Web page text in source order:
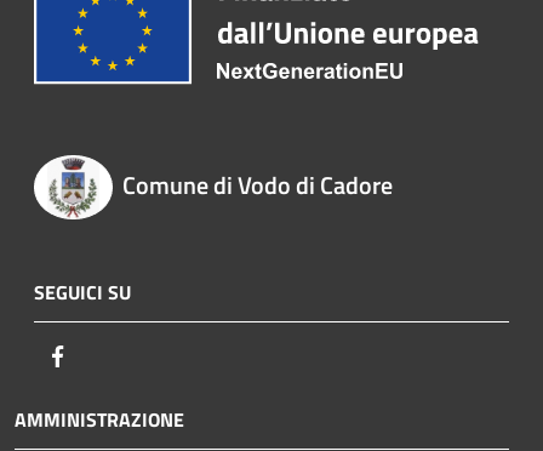
Comune di Vodo di Cadore
SEGUICI SU
AMMINISTRAZIONE